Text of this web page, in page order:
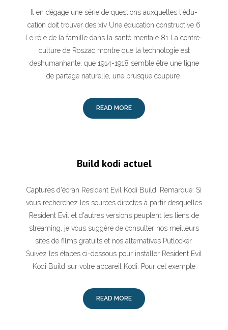
Il en dégage une série de questions auxquelles l'édu-
cation doit trouver des xiv Une éducation constructive 6
Le rôle de la famille dans la santé mentale 81 La contre-
culture de Roszac montre que la technologie est
deshumanhante, que 1914-1918 semble être une ligne
de partage naturelle, une brusque coupure
READ MORE
Build kodi actuel
Captures d'écran Resident Evil Kodi Build. Remarque: Si
vous recherchez les sources directes à partir desquelles
Resident Evil et d'autres versions peuplent les liens de
streaming, je vous suggère de consulter nos meilleurs
sites de films gratuits et nos alternatives Putlocker.
Suivez les étapes ci-dessous pour installer Resident Evil
Kodi Build sur votre appareil Kodi. Pour cet exemple
READ MORE